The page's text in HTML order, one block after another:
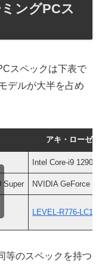
ングPCス
スペックは下表で
デルが大半を占め
アキ・ローゼン
Intel Core-i9 12900
Super NVIDIA GeForce
LEVEL-R776-
等のスペックを持つ